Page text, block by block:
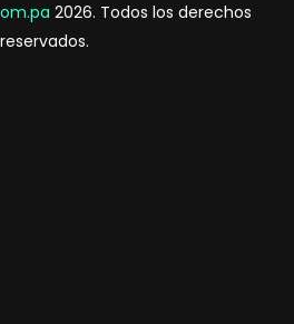
2026. Todos los derechos
reservados.